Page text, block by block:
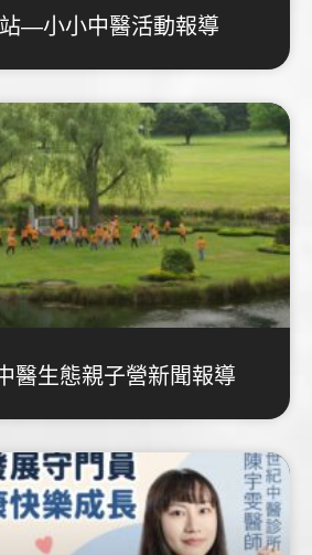
—小小中醫活動報導
醫生態親子營新聞報導